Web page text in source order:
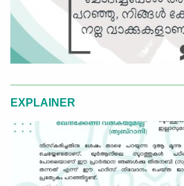
EXPLAINER